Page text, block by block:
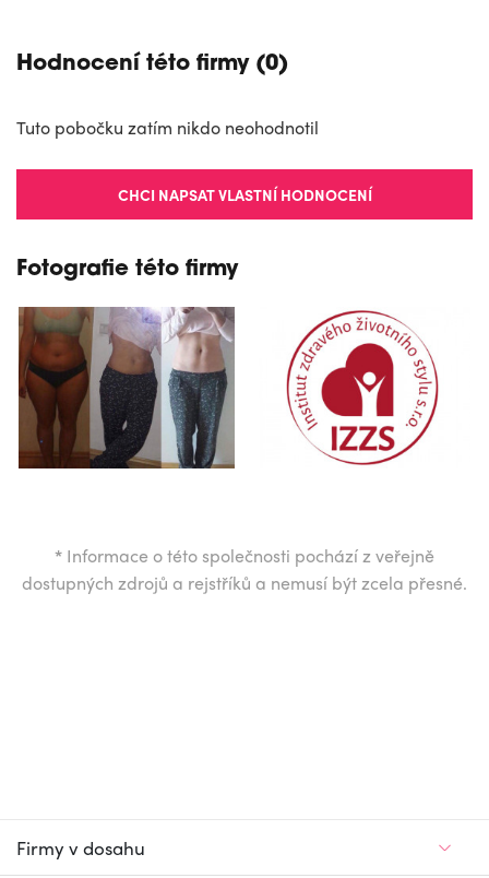
Hodnocení této firmy (0)
Tuto pobočku zatím nikdo neohodnotil
CHCI NAPSAT VLASTNÍ HODNOCENÍ
Fotografie této firmy
* Informace o této společnosti pochází z veřejně
dostupných zdrojů a rejstříků a nemusí být zcela přesné.
Firmy v dosahu